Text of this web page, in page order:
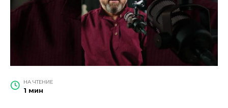
НА ЧТЕНИЕ
1 мин